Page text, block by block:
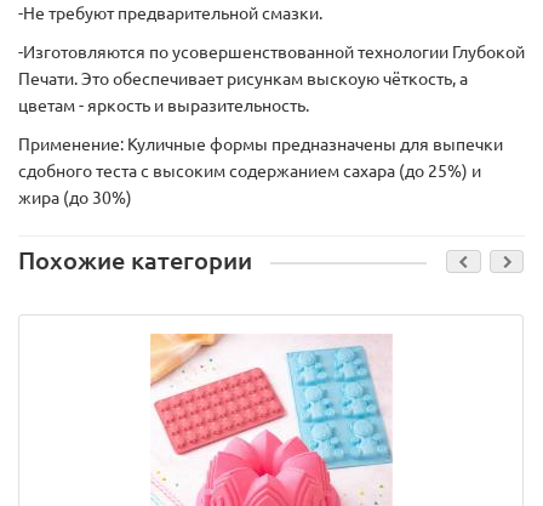
-Не требуют предварительной смазки.
-Изготовляются по усовершенствованной технологии Глубокой
Печати. Это обеспечивает рисункам выскоую чёткость, а
цветам - яркость и выразительность.
Применение: Куличные формы предназначены для выпечки
сдобного теста с высоким содержанием сахара (до 25%) и
жира (до 30%)
Похожие категории